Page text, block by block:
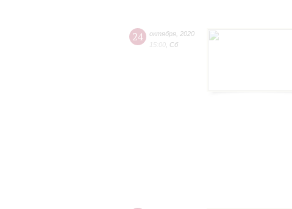
24 октября 2020
15:00 Сб